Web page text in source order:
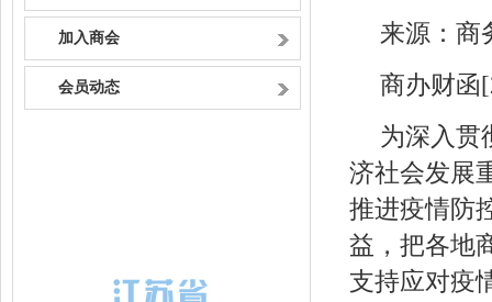
加入商会
会员动态
来源：商
商办财函
为深入贯
济社会发展
推进疫情防
益，把各地
支持应对疫